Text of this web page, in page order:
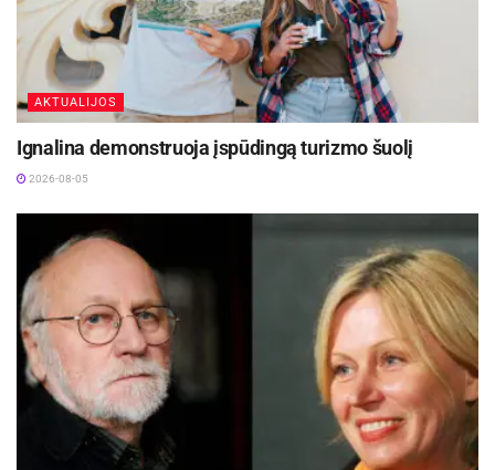
AKTUALIJOS
Ignalina demonstruoja įspūdingą turizmo šuolį
2026-08-05